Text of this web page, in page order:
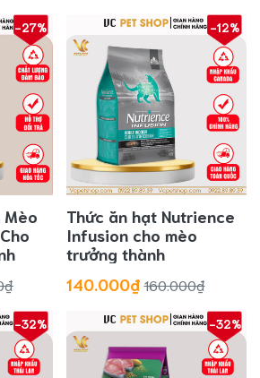
-27%
Mèo
-12%
Thức ăn hạt Nutrience
Infusion cho mèo
trưởng thành
140.000₫ 160.000₫
-32% -32%